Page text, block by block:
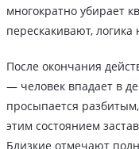
многократно убирает
перескакивают,
После окончания
— человек впадает в
просыпается
этим состоянием
Близкие отмечают